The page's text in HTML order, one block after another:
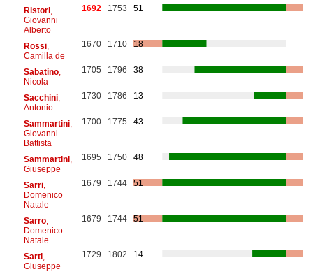
Ristori,
Giovanni
Alberto
1692 1753 51
Rossi,
Camilla de
1670 1710 18
Sabatino,
Nicola
1705 1796 38
Sacchini,
Antonio
1730 1786 13
Sammartini,
Giovanni
Battista
1700 1775 43
Sammartini,
Giuseppe
1695 1750 48
Sarri,
Domenico
Natale
1679 1744 51
Sarro,
Domenico
Natale
1679 1744 51
Sarti,
Giuseppe
1729 1802 14